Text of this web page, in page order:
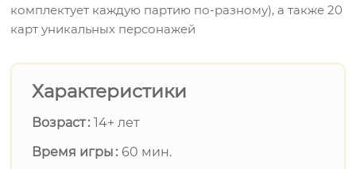
комплектует каждую партию по-разному), а также 20
карт уникальных персонажей
Характеристики
Возраст 14+ лет
Время игры
60 мин.